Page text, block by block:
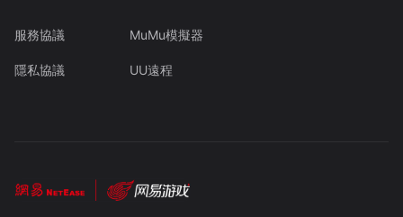
服務協議
隱私協議
MuMu模擬器
UU遠程